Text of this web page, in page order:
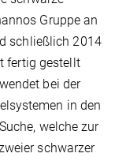
Gruppe an
schließlich 2014
fertig gestellt
bei der
in den
welche zur
schwarzer